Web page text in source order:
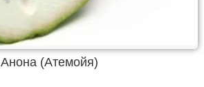
Анона (Атемойя)